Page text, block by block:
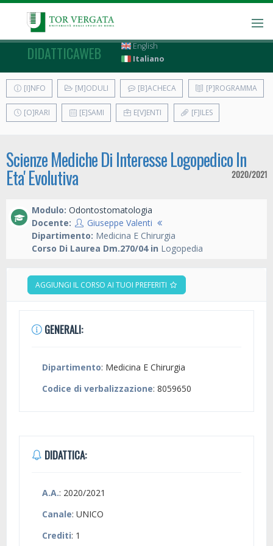
DIDATTICAWEB
English
Italiano
[I]NFO [M]ODULI [B]ACHECA [P]ROGRAMMA
[O]RARI [E]SAMI E[V]ENTI [F]ILES
Scienze Mediche Di Interesse Logopedico In
Eta' Evolutiva 2020/2021
Modulo: Odontostomatologia
Docente:
Giuseppe Valenti
Dipartimento: Medicina E Chirurgia
Corso Di Laurea Dm.270/04 in Logopedia
AGGIUNGI IL CORSO AI TUOI PREFERITI
GENERALI:
Dipartimento: Medicina E Chirurgia
Codice di verbalizzazione: 8059650
DIDATTICA:
A.A.: 2020/2021
Canale: UNICO
Crediti: 1